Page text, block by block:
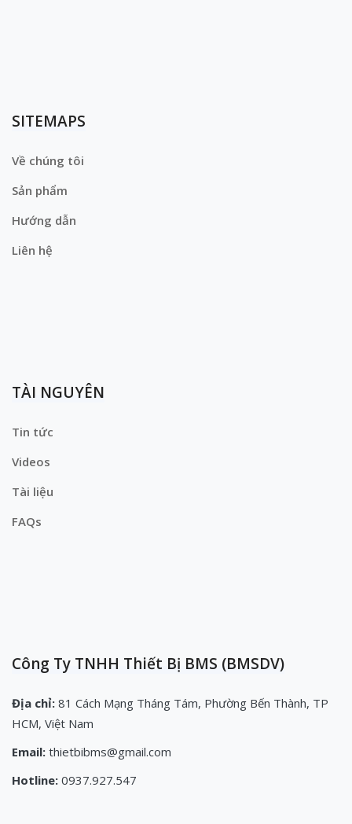
SITEMAPS
Về chúng tôi
Sản phẩm
Hướng dẫn
Liên hệ
TÀI NGUYÊN
Tin tức
Videos
Tài liệu
FAQs
Công Ty TNHH Thiết Bị BMS (BMSDV)
Địa chỉ: 81 Cách Mạng Tháng Tám, Phường Bến Thành, TP
HCM, Việt Nam
Email: thietbibms@gmail.com
Hotline: 0937.927.547